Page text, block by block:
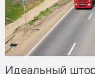
Идеальный